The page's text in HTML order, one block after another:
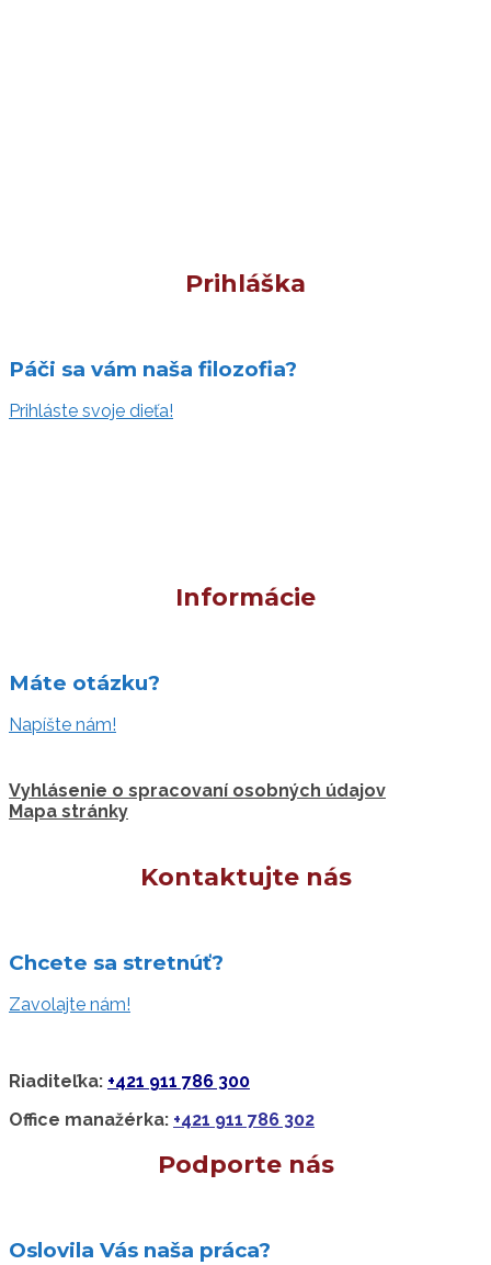
Prihláška
Páči sa vám naša filozofia?
Prihláste svoje dieťa!
Informácie
Máte otázku?
Napíšte nám!
Vyhlásenie o spracovaní osobných údajov
Mapa stránky
Kontaktujte nás
Chcete sa stretnúť?
Zavolajte nám!
Riaditeľka: +421 911 786 300
Office manažérka: +421 911 786 302
Podporte nás
Oslovila Vás naša práca?